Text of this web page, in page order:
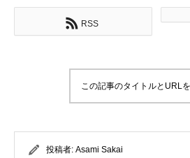
RSS
この記事のタイトルとURL
投稿者: Asami Sakai